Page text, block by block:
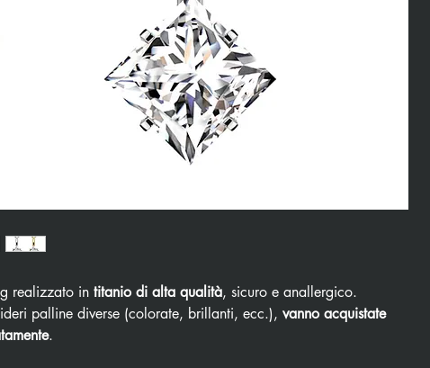
realizzato in titanio di alta qualità, sicuro e anallergico.
palline diverse (colorate, brillanti, ecc.), vanno acquistate
.